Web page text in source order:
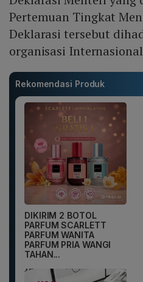
Pertemuan Tingkat
Deklarasi tersebut
organisasi
Rekomendasi Produk
DIKIRIM 2 BOTOL
PARFUM SCARLETT
PARFUM WANITA
PARFUM PRIA WANGI
TAHAN...